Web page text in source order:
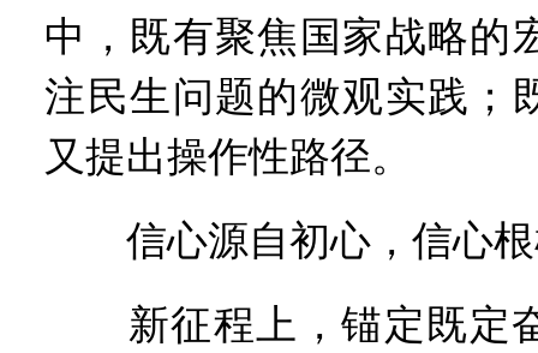
中，既有聚焦国家战略的
注民生问题的微观实践；
又提出操作性路径。
信心源自初心，信心根
新征程上，锚定既定